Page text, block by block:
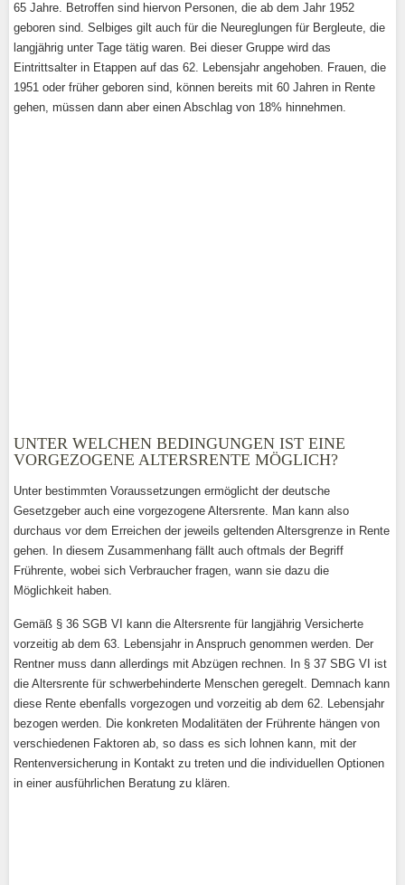
65 Jahre. Betroffen sind hiervon Personen, die ab dem Jahr 1952
geboren sind. Selbiges gilt auch für die Neureglungen für Bergleute, die
langjährig unter Tage tätig waren. Bei dieser Gruppe wird das
Eintrittsalter in Etappen auf das 62. Lebensjahr angehoben. Frauen, die
1951 oder früher geboren sind, können bereits mit 60 Jahren in Rente
gehen, müssen dann aber einen Abschlag von 18% hinnehmen.
UNTER WELCHEN BEDINGUNGEN IST EINE
VORGEZOGENE ALTERSRENTE MÖGLICH?
Unter bestimmten Voraussetzungen ermöglicht der deutsche
Gesetzgeber auch eine vorgezogene Altersrente. Man kann also
durchaus vor dem Erreichen der jeweils geltenden Altersgrenze in Rente
gehen. In diesem Zusammenhang fällt auch oftmals der Begriff
Frührente, wobei sich Verbraucher fragen, wann sie dazu die
Möglichkeit haben.
Gemäß § 36 SGB VI kann die Altersrente für langjährig Versicherte
vorzeitig ab dem 63. Lebensjahr in Anspruch genommen werden. Der
Rentner muss dann allerdings mit Abzügen rechnen. In § 37 SBG VI ist
die Altersrente für schwerbehinderte Menschen geregelt. Demnach kann
diese Rente ebenfalls vorgezogen und vorzeitig ab dem 62. Lebensjahr
bezogen werden. Die konkreten Modalitäten der Frührente hängen von
verschiedenen Faktoren ab, so dass es sich lohnen kann, mit der
Rentenversicherung in Kontakt zu treten und die individuellen Optionen
in einer ausführlichen Beratung zu klären.